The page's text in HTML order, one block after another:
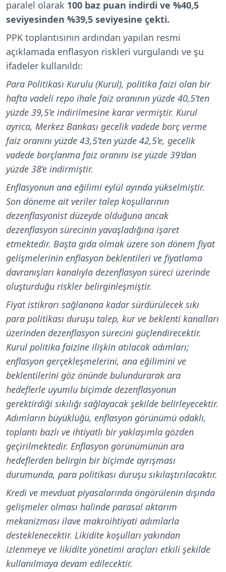
paralel olarak 100 baz puan indirdi ve %40,5
seviyesinden %39,5 seviyesine çekti.
PPK toplantısının ardından yapılan resmi
açıklamada enflasyon riskleri vurgulandı ve şu
ifadeler kullanıldı:
Para Politikası Kurulu (Kurul), politika faizi olan bir
hafta vadeli repo ihale faiz oranının yüzde 40,5’ten
yüzde 39,5’e indirilmesine karar vermiştir. Kurul
ayrıca, Merkez Bankası gecelik vadede borç verme
faiz oranını yüzde 43,5’ten yüzde 42,5’e, gecelik
vadede borçlanma faiz oranını ise yüzde 39’dan
yüzde 38’e indirmiştir.
Enflasyonun ana eğilimi eylül ayında yükselmiştir.
Son döneme ait veriler talep koşullarının
dezenflasyonist düzeyde olduğuna ancak
dezenflasyon sürecinin yavaşladığına işaret
etmektedir. Başta gıda olmak üzere son dönem fiyat
gelişmelerinin enflasyon beklentileri ve fiyatlama
davranışları kanalıyla dezenflasyon süreci üzerinde
oluşturduğu riskler belirginleşmiştir.
Fiyat istikrarı sağlanana kadar sürdürülecek sıkı
para politikası duruşu talep, kur ve beklenti kanalları
üzerinden dezenflasyon sürecini güçlendirecektir.
Kurul politika faizine ilişkin atılacak adımları;
enflasyon gerçekleşmelerini, ana eğilimini ve
beklentilerini göz önünde bulundurarak ara
hedeflerle uyumlu biçimde dezenflasyonun
gerektirdiği sıkılığı sağlayacak şekilde belirleyecektir.
Adımların büyüklüğü, enflasyon görünümü odaklı,
toplantı bazlı ve ihtiyatlı bir yaklaşımla gözden
geçirilmektedir. Enflasyon görünümünün ara
hedeflerden belirgin bir biçimde ayrışması
durumunda, para politikası duruşu sıkılaştırılacaktır.
Kredi ve mevduat piyasalarında öngörülenin dışında
gelişmeler olması halinde parasal aktarım
mekanizması ilave makroihtiyati adımlarla
desteklenecektir. Likidite koşulları yakından
izlenmeye ve likidite yönetimi araçları etkili şekilde
kullanılmaya devam edilecektir.